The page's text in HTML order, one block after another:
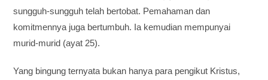
sungguh-sungguh telah bertobat. Pemahaman dan
komitmennya juga bertumbuh. Ia kemudian mempunyai
murid-murid (ayat 25).
Yang bingung ternyata bukan hanya para pengikut Kristus,